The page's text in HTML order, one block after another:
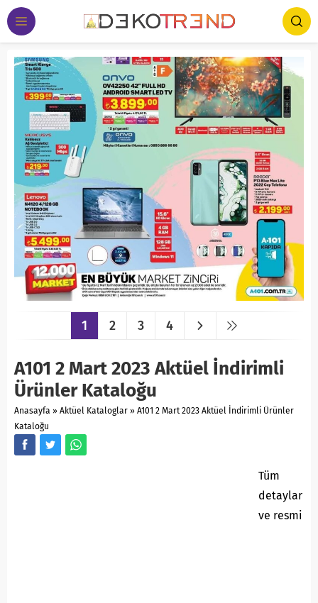
1 2 3 4
A101 2 Mart 2023 Aktüel İndirimli
Ürünler Kataloğu
Anasayfa » Aktüel Kataloglar » A101 2 Mart 2023 Aktüel İndirimli Ürünler
Kataloğu
Tüm
detaylar
ve resmi